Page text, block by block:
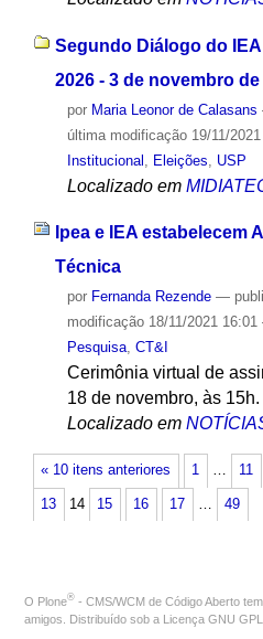
Segundo Diálogo do
2026 - 3 de novembro de
por Maria Leonor de Calasans
última modificação19/11/2021
Institucional
Eleições USP
Localizado em
Ipea e IEA estabelecem
Técnica
por Fernanda Rezende —
modificação18/11/2021 16:01
Pesquisa, CT&I
Cerimônia virtual de
18 de novembro, às 15h.
Localizado em
« 10 itens anteriores 1 … 11
13 14 15 16 17 … 49
O Plone® - CMS/WCM de Código Aberto tem
amigos. Distribuído sob a Licença GNU GPL